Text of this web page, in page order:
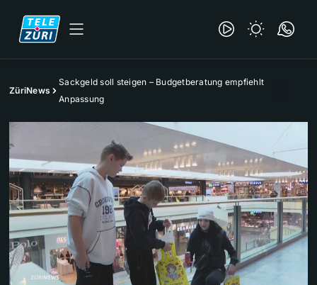
ZüriNews
Sackgeld soll steigen – Budgetberatung empfiehlt
Anpassung